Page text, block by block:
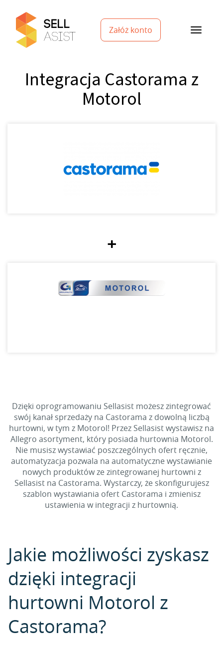
Załóż konto
Integracja Castorama z
Motorol
+
Dzięki oprogramowaniu Sellasist możesz zintegrować
swój kanał sprzedaży na Castorama z dowolną liczbą
hurtowni, w tym z Motorol! Przez Sellasist wystawisz na
Allegro asortyment, który posiada hurtownia Motorol.
Nie musisz wystawiać poszczególnych ofert ręcznie,
automatyzacja pozwala na automatyczne wystawianie
nowych produktów ze zintegrowanej hurtowni z
Sellasist na Castorama. Wystarczy, że skonfigurujesz
szablon wystawiania ofert Castorama i zmienisz
ustawienia w integracji z hurtownią.
Jakie możliwości zyskasz
dzięki integracji
hurtowni Motorol z
Castorama?